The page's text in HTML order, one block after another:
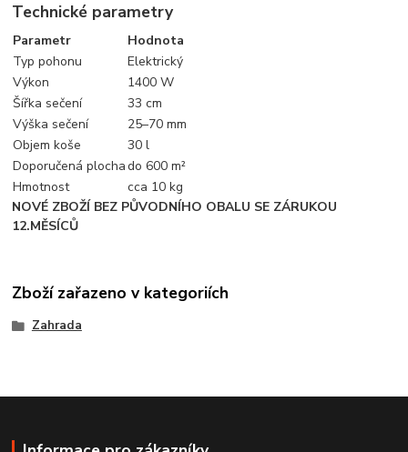
Technické parametry
Parametr
Hodnota
Typ pohonu
Elektrický
Výkon
1400 W
Šířka sečení
33 cm
Výška sečení
25–70 mm
Objem koše
30 l
Doporučená plochado 600 m²
Hmotnost
cca 10 kg
NOVÉ ZBOŽÍ BEZ PŮVODNÍHO OBALU SE ZÁRUKOU
12.MĚSÍCŮ
Zboží zařazeno v kategoriích
Zahrada